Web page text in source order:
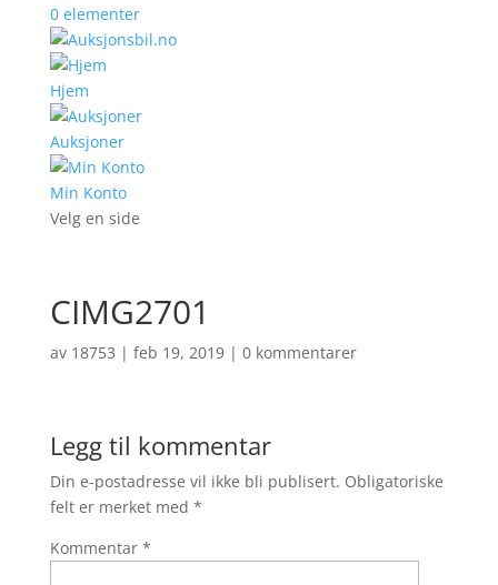
0 elementer
Hjem
Auksjoner
Min Konto
Velg en side
CIMG2701
av 18753 | feb 19, 2019| 0 kommentarer
Legg til kommentar
Din e-postadresse vil ikke bli publisert. Obligatoriske
felt er merket med *
Kommentar *